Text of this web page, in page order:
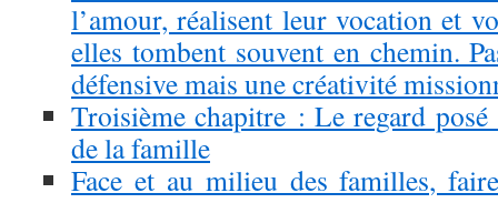
l’amour, réalisent leur vocation et
elles tombent souvent en chemin.
défensive mais une créativité
Troisième chapitre : Le regard
de la famille
Face et au milieu des familles,